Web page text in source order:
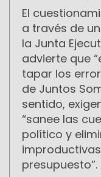
El
a través de
la Junta
advierte que
tapar los
de Juntos
sentido,
“sanee las
político y
presupuesto”.